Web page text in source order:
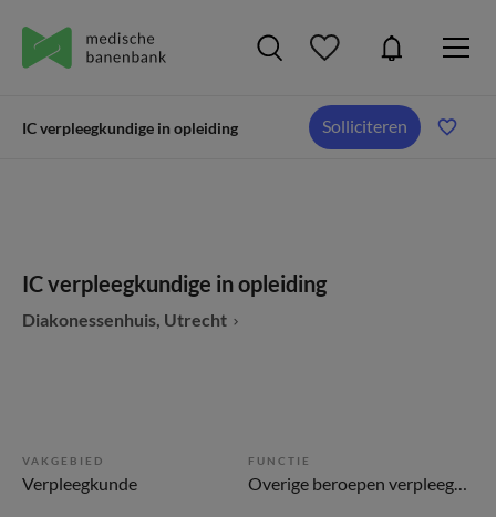
IC verpleegkundige in opleiding Solliciteren
IC verpleegkundige in opleiding
Diakonessenhuis, Utrecht
VAKGEBIED
Verpleegkunde
FUNCTIE
Overige beroepen verpleegkunde